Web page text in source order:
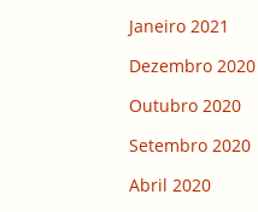
Janeiro 2021
Dezembro 2020
Outubro 2020
Setembro 2020
Abril 2020